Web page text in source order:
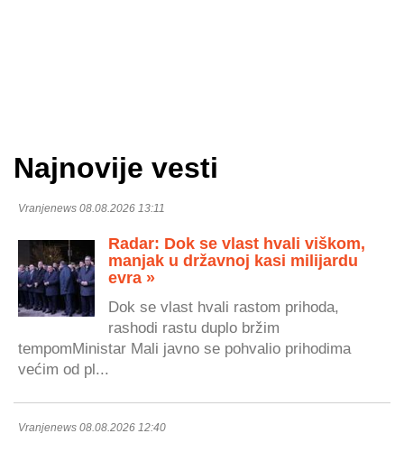
Najnovije vesti
Vranjenews 08.08.2026 13:11
Radar: Dok se vlast hvali viškom,
manjak u državnoj kasi milijardu
evra »
Dok se vlast hvali rastom prihoda,
rashodi rastu duplo bržim
tempomMinistar Mali javno se pohvalio prihodima
većim od pl...
Vranjenews 08.08.2026 12:40